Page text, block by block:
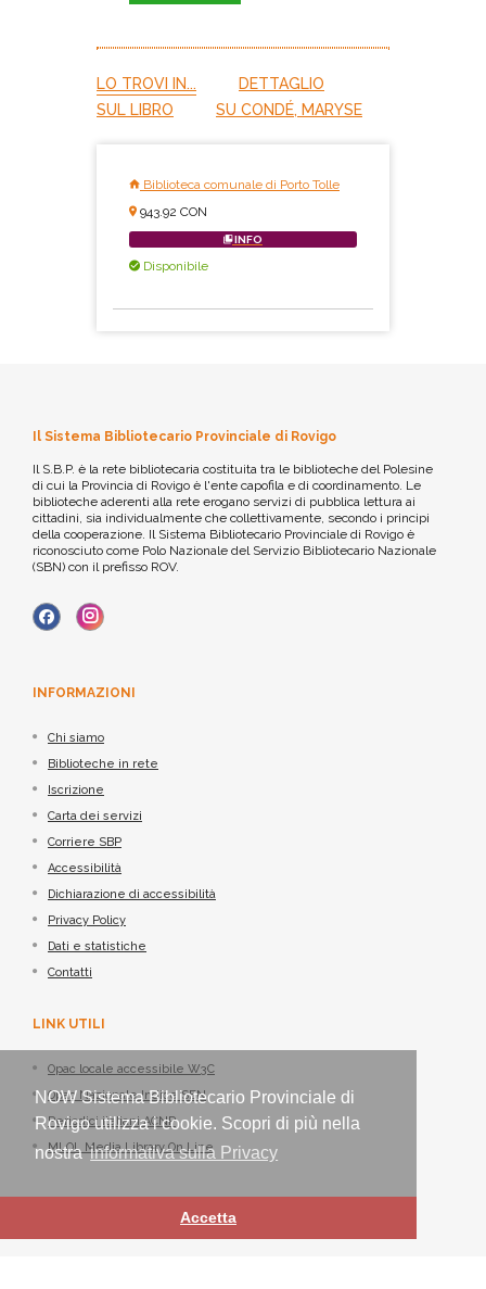
NOW Sistema Bibliotecario Provinciale di
Rovigo utilizza i cookie. Scopri di più nella
nostrainformativa sulla Privacy
Accetta
LO TROVI IN...
DETTAGLIO
SUL LIBRO
SU CONDÉ, MARYSE
Biblioteca comunale di Porto Tolle
943.92 CON
INFO
Disponibile
Il Sistema Bibliotecario Provinciale di Rovigo
Il S.B.P. è la rete bibliotecaria costituita tra le biblioteche del Polesine
di cui la Provincia di Rovigo è l'ente capofila e di coordinamento. Le
biblioteche aderenti alla rete erogano servizi di pubblica lettura ai
cittadini, sia individualmente che collettivamente, secondo i principi
della cooperazione. Il Sistema Bibliotecario Provinciale di Rovigo è
riconosciuto come Polo Nazionale del Servizio Bibliotecario Nazionale
(SBN) con il prefisso ROV.
INFORMAZIONI
Chi siamo
Biblioteche in rete
Iscrizione
Carta dei servizi
Corriere SBP
Accessibilità
Dichiarazione di accessibilità
Privacy Policy
Dati e statistiche
Contatti
LINK UTILI
Opac locale accessibile W3C
Opac Nazionale Indice SBN
Periodici italiani ACNP
MLOL Media Library On Line